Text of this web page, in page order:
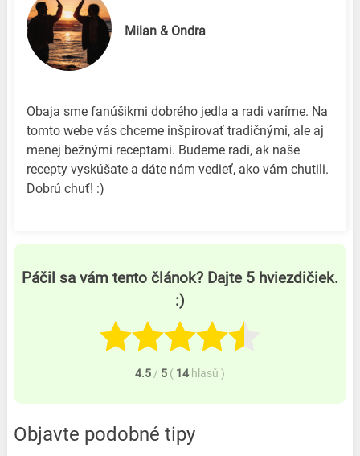
Milan & Ondra
Obaja sme fanúšikmi dobrého jedla a radi varíme. Na
tomto webe vás chceme inšpirovať tradičnými, ale aj
menej bežnými receptami. Budeme radi, ak naše
recepty vyskúšate a dáte nám vedieť, ako vám chutili.
Dobrú chuť! :)
Páčil sa vám tento článok? Dajte 5 hviezdičiek.
:)
4.5 / 5 ( 14 hlasů )
Objavte podobné tipy